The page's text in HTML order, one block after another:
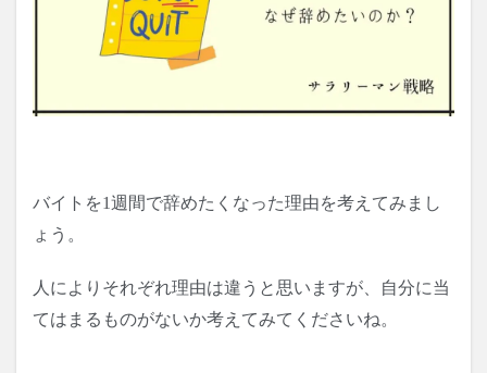
バイトを1週間で辞めたくなった理由を考えてみまし
ょう。
人によりそれぞれ理由は違うと思いますが、自分に当
てはまるものがないか考えてみてくださいね。